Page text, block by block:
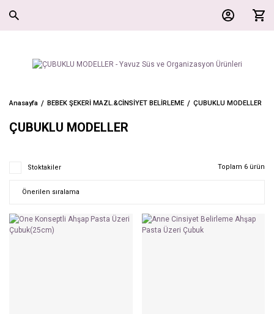
Anasayfa BEBEK ŞEKERİ MAZL.&CİNSİYET BELİRLEME ÇUBUKLU MODELLER
ÇUBUKLU MODELLER
Stoktakiler Toplam 6 ürün